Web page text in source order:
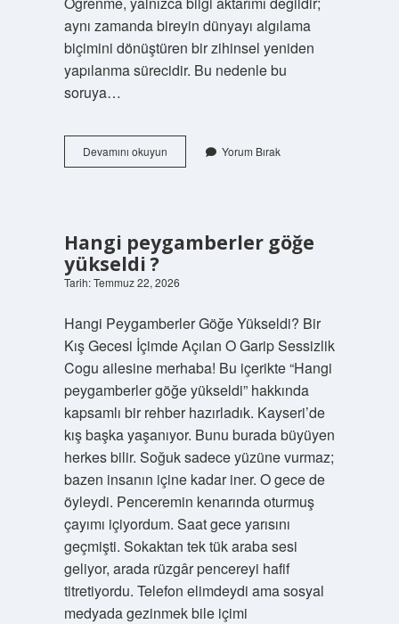
aynı zamanda bireyin dünyayı algılama
biçimini dönüştüren bir zihinsel yeniden
yapılanma sürecidir. Bu nedenle bu
soruya…
Devamını okuyun1kg
kaç
Yorum Bırak
Hangi peygamberler göğe
yükseldi ?
Tarih: Temmuz 22, 2026
Hangi Peygamberler Göğe Yükseldi? Bir
Kış Gecesi İçimde Açılan O Garip Sessizlik
Cogu ailesine merhaba! Bu içerikte “Hangi
peygamberler göğe yükseldi” hakkında
kapsamlı bir rehber hazırladık. Kayseri’de
kış başka yaşanıyor. Bunu burada büyüyen
herkes bilir. Soğuk sadece yüzüne vurmaz;
bazen insanın içine kadar iner. O gece de
öyleydi. Penceremin kenarında oturmuş
çayımı içiyordum. Saat gece yarısını
geçmişti. Sokaktan tek tük araba sesi
geliyor, arada rüzgâr pencereyi hafif
titretiyordu. Telefon elimdeydi ama sosyal
medyada gezinmek bile içimi